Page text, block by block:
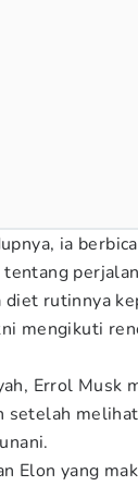
ia
diet rutinnya
mengikuti
Errol Musk
setelah
Elon yang